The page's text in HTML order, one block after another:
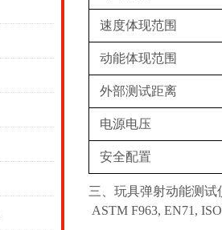
速度体现范围
动能体现范围
外部测试距离
电源电压
安全配置
三、玩具弹射动能测试
ASTM F963, EN71,